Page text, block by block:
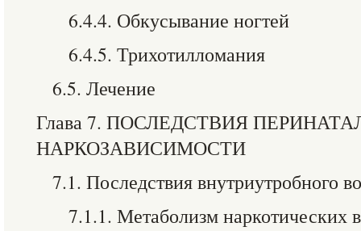
6.4.4. Обкусывание ногтей
6.4.5. Трихотилломания
6.5. Лечение
Глава 7. ПОСЛЕДСТВИЯ
НАРКОЗАВИСИМОСТИ
7.1. Последствия внутриутробного
7.1.1. Метаболизм наркотических